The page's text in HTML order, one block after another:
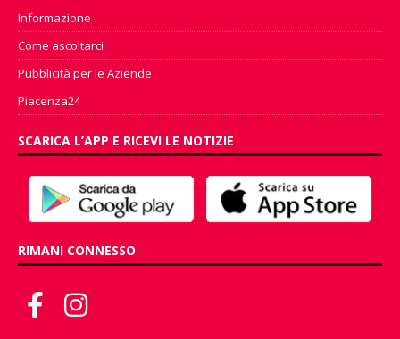
Informazione
Come ascoltarci
Pubblicità per le Aziende
Piacenza24
SCARICA L’APP E RICEVI LE NOTIZIE
RIMANI CONNESSO